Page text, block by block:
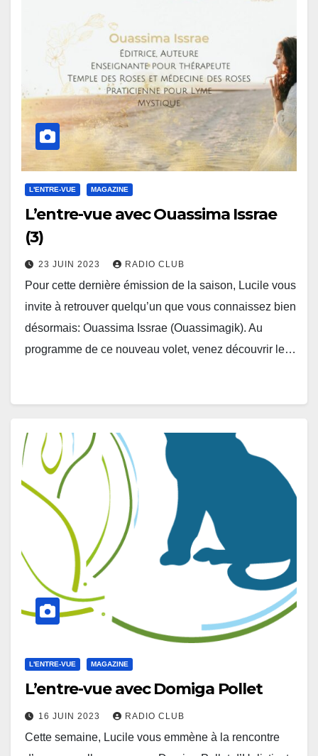
L'ENTRE-VUE MAGAZINE
L’entre-vue avec Ouassima Issrae
(3)
23 JUIN 2023 RADIO CLUB
Pour cette dernière émission de la saison, Lucile vous
invite à retrouver quelqu’un que vous connaissez bien
désormais: Ouassima Issrae (Ouassimagik). Au
programme de ce nouveau volet, venez découvrir le…
L'ENTRE-VUE MAGAZINE
L’entre-vue avec Domiga Pollet
16 JUIN 2023 RADIO CLUB
Cette semaine, Lucile vous emmène à la rencontre